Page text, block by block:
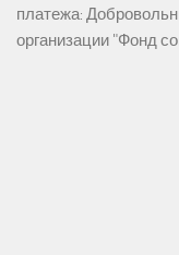
платежа:
организации "Фонд